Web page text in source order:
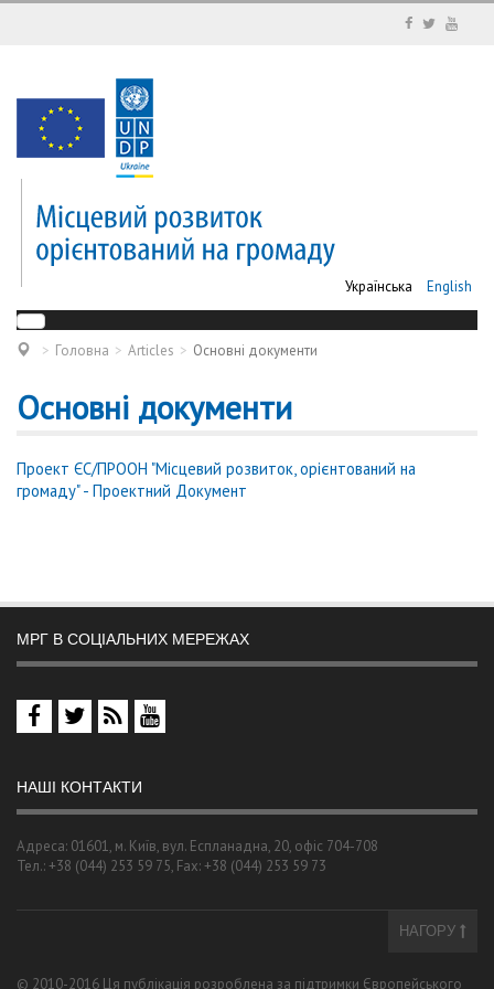
Українська English
Головна Articles Основні документи
Основні документи
Проект ЄС/ПРООН "Місцевий розвиток, орієнтований на
громаду" - Проектний Документ
МРГ В СОЦІАЛЬНИХ МЕРЕЖАХ
НАШІ КОНТАКТИ
Адреса: 01601, м. Київ, вул. Еспланадна, 20, офіс 704-708
Тел.: +38 (044) 253 59 75, Fax: +38 (044) 253 59 73
НАГОРУ
© 2010-2016 Ця публікація розроблена за підтримки Європейського